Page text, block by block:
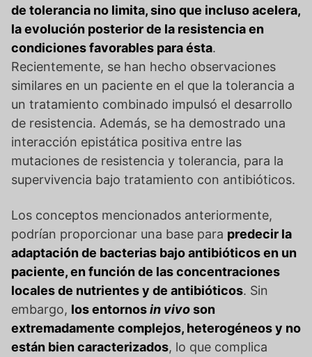
de tolerancia no limita, sino que incluso acelera,
la evolución posterior de la resistencia en
condiciones favorables para ésta.
Recientemente, se han hecho observaciones
similares en un paciente en el que la tolerancia a
un tratamiento combinado impulsó el desarrollo
de resistencia. Además, se ha demostrado una
interacción epistática positiva entre las
mutaciones de resistencia y tolerancia, para la
supervivencia bajo tratamiento con antibióticos.
Los conceptos mencionados anteriormente,
podrían proporcionar una base para predecir la
adaptación de bacterias bajo antibióticos en un
paciente, en función de las concentraciones
locales de nutrientes y de antibióticos. Sin
embargo, los entornosin vivoson
extremadamente complejos, heterogéneos y no
están bien caracterizados, lo que complica